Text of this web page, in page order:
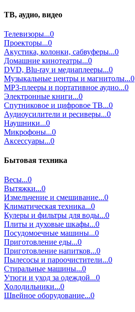
ТВ, аудио, видео
Телевизоры...0
Проекторы...0
Акустика, колонки, сабвуферы...0
Домашние кинотеатры...0
DVD, Blu-ray и медиаплееры...0
Музыкальные центры и магнитолы...0
MP3-плееры и портативное аудио...0
Электронные книги...0
Спутниковое и цифровое ТВ...0
Аудиоусилители и ресиверы...0
Наушники...0
Микрофоны...0
Аксессуары...0
Бытовая техника
Весы...0
Вытяжки...0
Измельчение и смешивание...0
Климатическая техника...0
Кулеры и фильтры для воды...0
Плиты и духовые шкафы...0
Посудомоечные машины...0
Приготовление еды...0
Приготовление напитков...0
Пылесосы и пароочистители...0
Стиральные машины...0
Утюги и уход за одеждой...0
Холодильники...0
Швейное оборудование...0